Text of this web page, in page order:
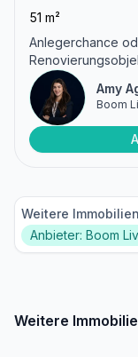
51 m²
Anlegerchance
Amy
Boom
Weitere
Anbieter: Boom
Weitere